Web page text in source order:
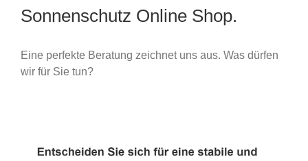
Sonnenschutz Online Shop.
Eine perfekte Beratung zeichnet uns aus. Was dürfen
wir für Sie tun?